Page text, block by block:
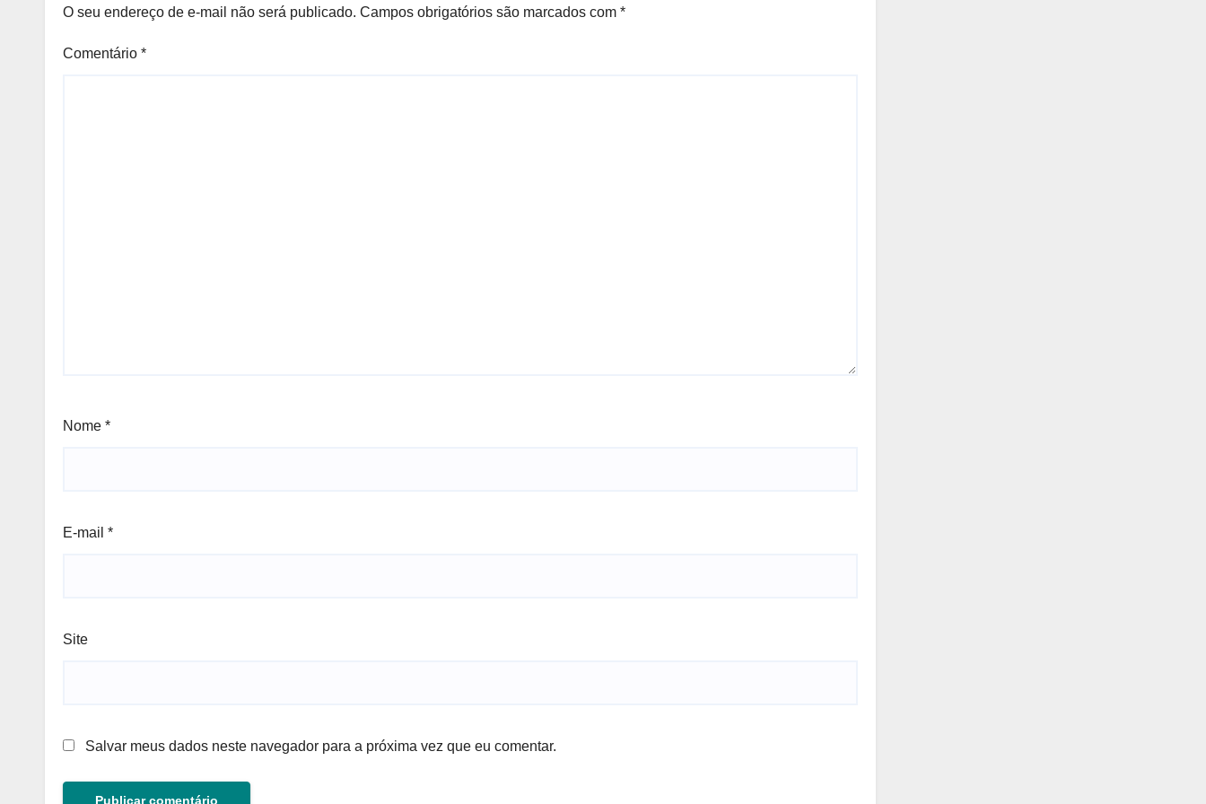
O seu endereço de e-mail não será publicado. Campos obrigatórios são marcados com *
Comentário *
Nome *
E-mail *
Site
Salvar meus dados neste navegador para a próxima vez que eu comentar.